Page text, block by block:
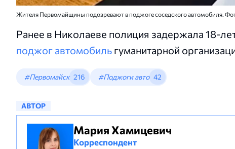
Жителя Первомайщины подозревают в поджоге соседского автомобиля.
Ранее в Николаеве полиция задержала 18-
поджог автомобиль гуманитарной
#Первомайск 216 #Поджоги авто 42
АВТОР
Мария Хамицевич
Корреспондент